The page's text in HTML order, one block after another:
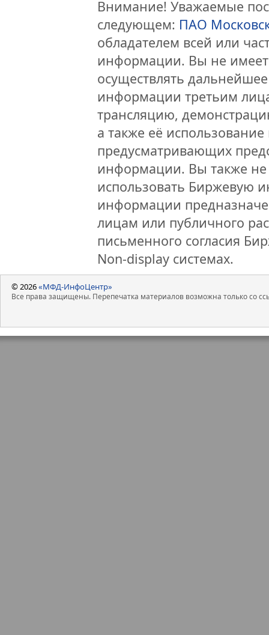
Внимание! Уважаемые
следующем: ПАО
обладателем всей или
информации. Вы не
осуществлять
информации третьим
трансляцию,
а также её
предусматривающих
информации. Вы также не
использовать Биржевую
информации
лицам или публичного
письменного согласия
Non-display системах.
© 2026«МФД-ИнфоЦентр»
Все права защищены. Перепечатка материалов возможна только со